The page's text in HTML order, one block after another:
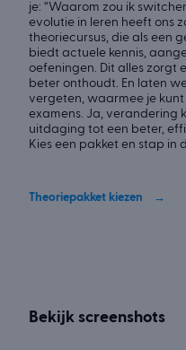
je: “Waarom zou ik
evolutie in leren heeft ons
theoriecursus, die als een
biedt actuele kennis,
oefeningen. Dit alles zorgt
beter onthoudt. En laten
vergeten, waarmee je
examens. Ja, verandering
uitdaging tot een beter,
Kies een pakket en stap
Theoriepakket kiezen
Bekijk screenshots